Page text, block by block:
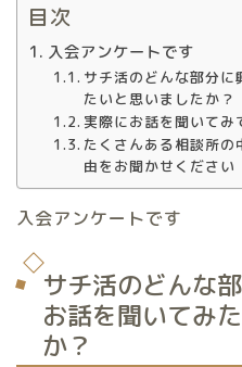
目次
入会アンケートです
サチ活のどんな部分に
たいと思いましたか？
実際にお話を聞いてみ
たくさんある相談所の
由をお聞かせください
入会アンケートです
サチ活のどんな
お話を聞いてみ
か？